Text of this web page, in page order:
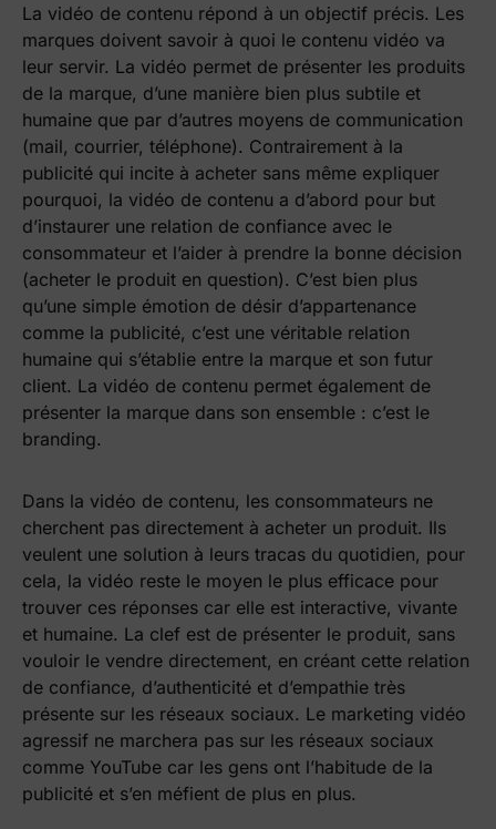
La vidéo de contenu répond à un objectif précis. Les
marques doivent savoir à quoi le contenu vidéo va
leur servir. La vidéo permet de présenter les produits
de la marque, d’une manière bien plus subtile et
humaine que par d’autres moyens de communication
(mail, courrier, téléphone). Contrairement à la
publicité qui incite à acheter sans même expliquer
pourquoi, la vidéo de contenu a d’abord pour but
d’instaurer une relation de confiance avec le
consommateur et l’aider à prendre la bonne décision
(acheter le produit en question). C’est bien plus
qu’une simple émotion de désir d’appartenance
comme la publicité, c’est une véritable relation
humaine qui s’établie entre la marque et son futur
client. La vidéo de contenu permet également de
présenter la marque dans son ensemble : c’est le
branding.
Dans la vidéo de contenu, les consommateurs ne
cherchent pas directement à acheter un produit. Ils
veulent une solution à leurs tracas du quotidien, pour
cela, la vidéo reste le moyen le plus efficace pour
trouver ces réponses car elle est interactive, vivante
et humaine. La clef est de présenter le produit, sans
vouloir le vendre directement, en créant cette relation
de confiance, d’authenticité et d’empathie très
présente sur les réseaux sociaux. Le marketing vidéo
agressif ne marchera pas sur les réseaux sociaux
comme YouTube car les gens ont l’habitude de la
publicité et s’en méfient de plus en plus.